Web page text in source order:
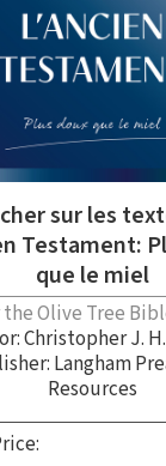
sur les
Testament:
que le miel
the Olive Tree
Christopher J.
Langham
Resources